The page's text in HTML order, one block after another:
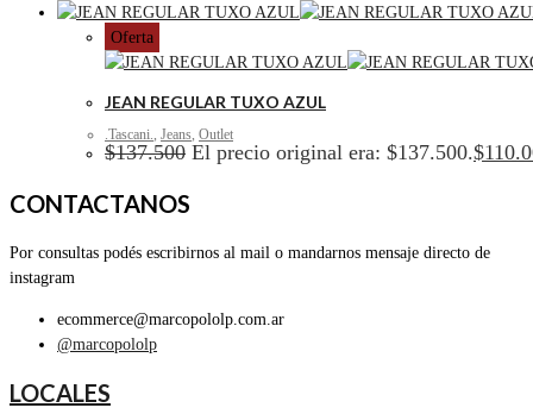
Oferta
JEAN REGULAR TUXO AZUL
.Tascani., Jeans, Outlet
$137.500 El precio original era: $137.500.$
CONTACTANOS
Por consultas podés escribirnos al mail o mandarnos mensaje directo de
instagram
ecommerce@marcopololp.com.ar
@marcopololp
LOCALES